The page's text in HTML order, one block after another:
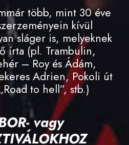
több, mint 30 éve
kívül
sláger is, melyeknek
írta (pl. Trambulin,
– Roy és Ádám,
Adrien, Pokoli út
to hell”, stb.)
vagy